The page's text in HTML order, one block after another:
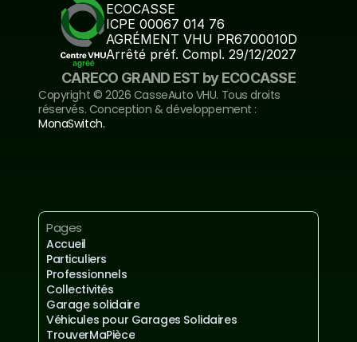
ECOCASSE
ICPE 00067 014 76
AGRÉMENT VHU PR6700010D
Arrêté préf. Compl. 29/12/2027
CARECO GRAND EST by ECOCASSE
Copyright ©️ 2026 CasseAuto VHU. Tous droits
MonaSwitch.
Pages
Accueil
Particuliers
Professionnels
Collectivités
Garage solidaire
Véhicules pour Garages Solidaires
TrouverMaPièce
Mentions légales et confidentialités